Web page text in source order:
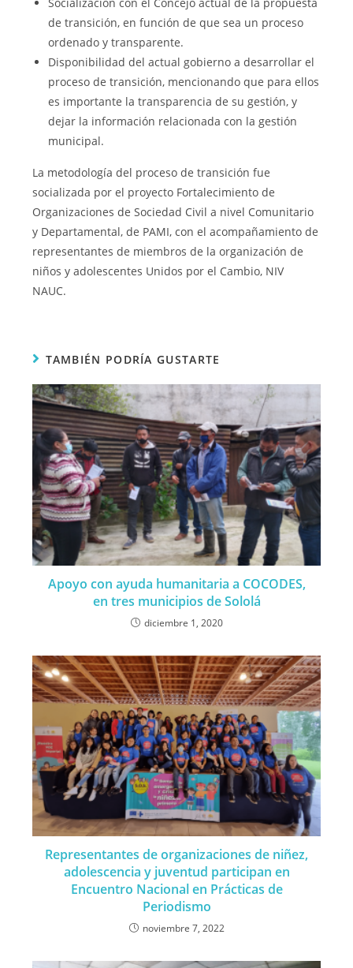
Socialización con el Concejo actual de la propuesta
de transición, en función de que sea un proceso
ordenado y transparente.
Disponibilidad del actual gobierno a desarrollar el
proceso de transición, mencionando que para ellos
es importante la transparencia de su gestión, y
dejar la información relacionada con la gestión
municipal.
La metodología del proceso de transición fue
socializada por el proyecto Fortalecimiento de
Organizaciones de Sociedad Civil a nivel Comunitario
y Departamental, de PAMI, con el acompañamiento de
representantes de miembros de la organización de
niños y adolescentes Unidos por el Cambio, NIV
NAUC.
TAMBIÉN PODRÍA GUSTARTE
Apoyo con ayuda humanitaria a COCODES,
en tres municipios de Sololá
diciembre 1, 2020
Representantes de organizaciones de niñez,
adolescencia y juventud participan en
Encuentro Nacional en Prácticas de
Periodismo
noviembre 7, 2022